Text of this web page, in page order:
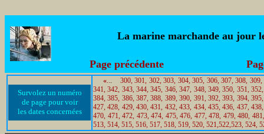
La marine marchande au jour
Page précédente
Survolez un numéro
de page pour voir
les dates concernées
«... 300, 301, 302, 303, 304, 305, 306, 307, 308, 309,
341, 342, 343, 344, 345, 346, 347, 348, 349, 350, 351, 352,
384, 385, 386, 387, 388, 389, 390, 391, 392, 393, 394, 395,
427, 428, 429, 430, 431, 432, 433, 434, 435, 436, 437, 438,
470, 471, 472, 473, 474, 475, 476, 477, 478, 479, 480, 481,
513, 514, 515, 516, 517, 518, 519, 520, 521,522,523, 524,